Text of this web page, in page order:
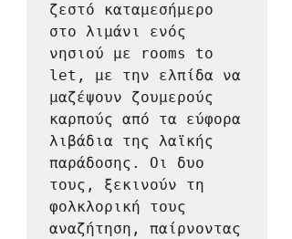
ζεστό καταμεσήμερο
στο λιμάνι ενός
νησιού με rooms to
let, με την ελπίδα να
μαζέψουν ζουμερούς
καρπούς από τα εύφορα
λιβάδια της λαϊκής
παράδοσης. Οι δυο
τους, ξεκινούν τη
φολκλορική τους
αναζήτηση, παίρνοντας